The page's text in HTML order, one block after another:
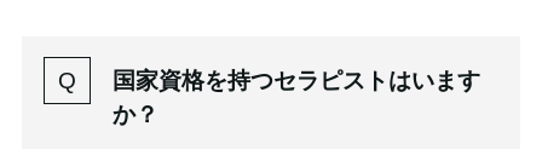
国家資格を持つセラピストはいます
か？